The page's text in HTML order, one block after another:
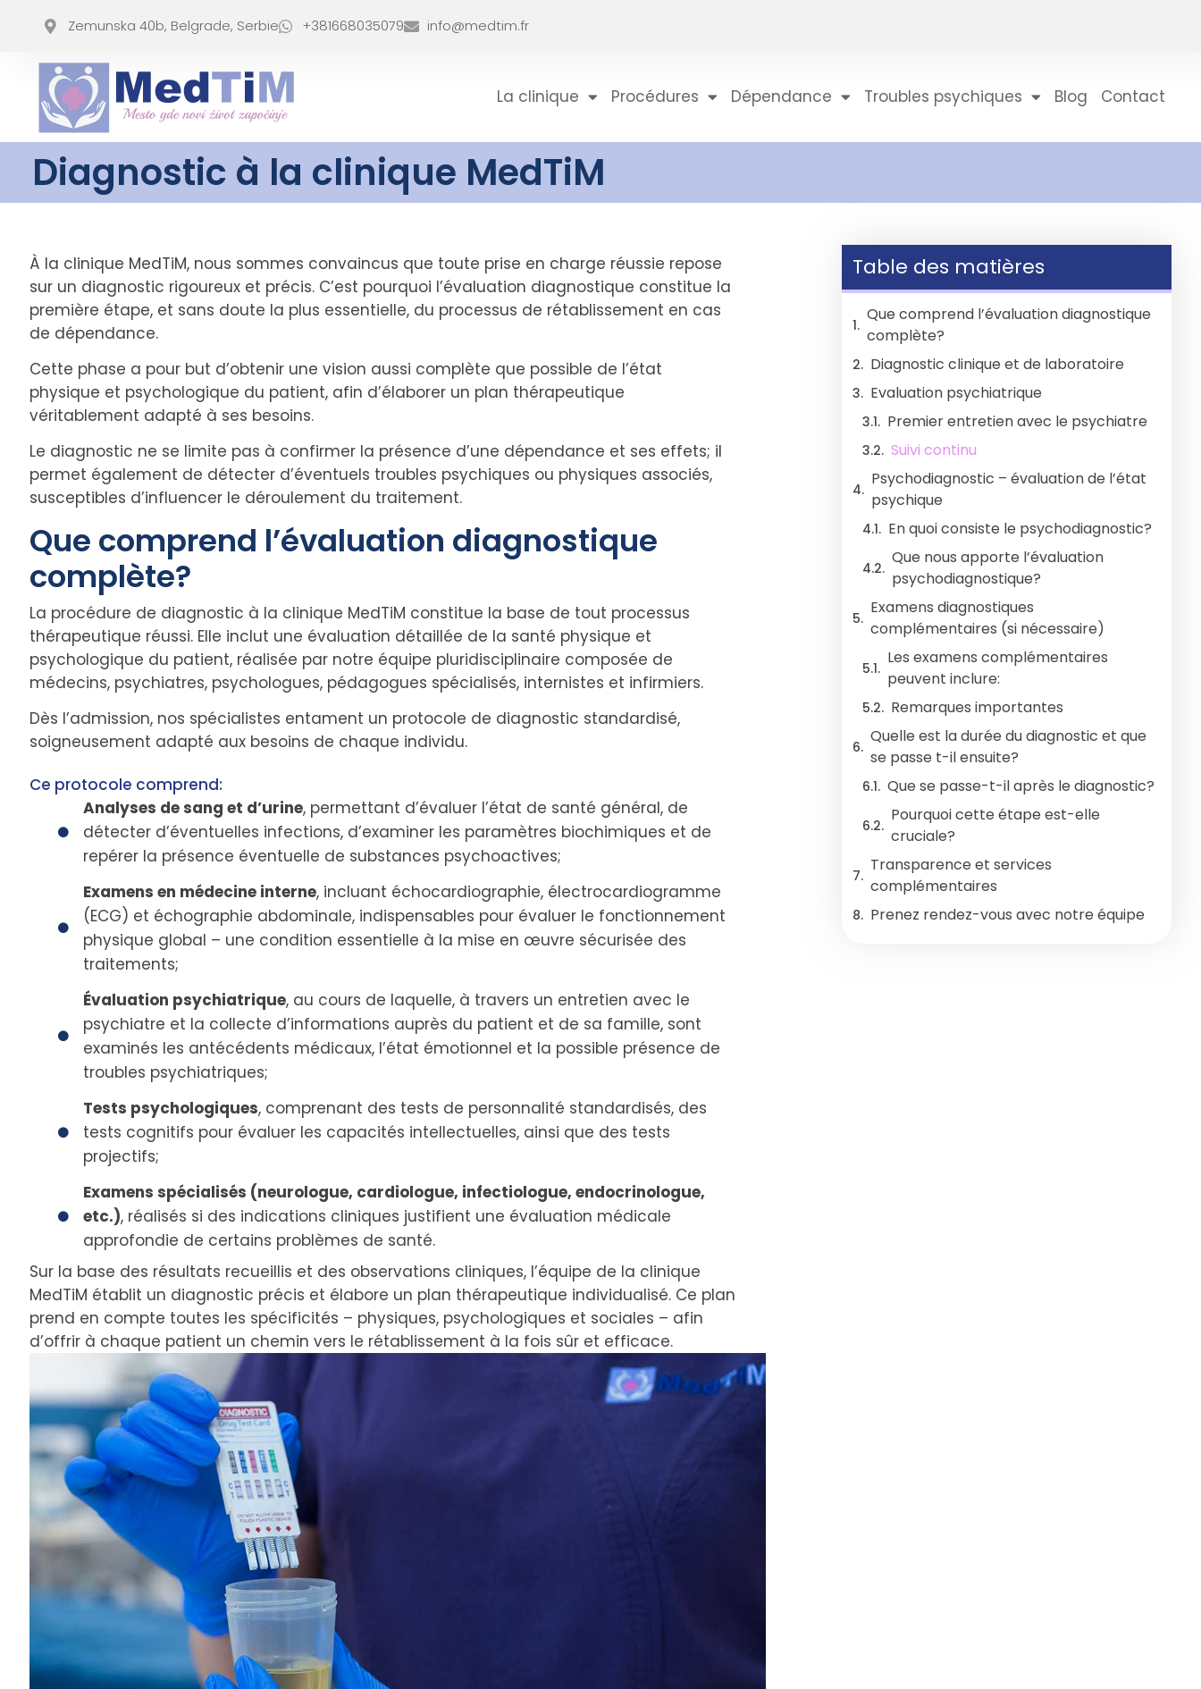
Zemunska 40b, Belgrade, Serbie +381668035079 info@medtim.fr
La clinique Procédures Dépendance Troubles psychiques Blog Contact
Diagnostic à la clinique MedTiM
À la clinique MedTiM, nous sommes convaincus que toute prise en charge réussie repose
sur un diagnostic rigoureux et précis. C’est pourquoi l’évaluation diagnostique constitue la
première étape, et sans doute la plus essentielle, du processus de rétablissement en cas
de dépendance.
Cette phase a pour but d’obtenir une vision aussi complète que possible de l’état
physique et psychologique du patient, afin d’élaborer un plan thérapeutique
véritablement adapté à ses besoins.
Le diagnostic ne se limite pas à confirmer la présence d’une dépendance et ses effets; il
permet également de détecter d’éventuels troubles psychiques ou physiques associés,
susceptibles d’influencer le déroulement du traitement.
Que comprend l’évaluation diagnostique
complète?
La procédure de diagnostic à la clinique MedTiM constitue la base de tout processus
thérapeutique réussi. Elle inclut une évaluation détaillée de la santé physique et
psychologique du patient, réalisée par notre équipe pluridisciplinaire composée de
médecins, psychiatres, psychologues, pédagogues spécialisés, internistes et infirmiers.
Dès l’admission, nos spécialistes entament un protocole de diagnostic standardisé,
soigneusement adapté aux besoins de chaque individu.
Ce protocole comprend:
Analyses de sang et d’urine, permettant d’évaluer l’état de santé général, de
détecter d’éventuelles infections, d’examiner les paramètres biochimiques et de
repérer la présence éventuelle de substances psychoactives;
Examens en médecine interne, incluant échocardiographie, électrocardiogramme
(ECG) et échographie abdominale, indispensables pour évaluer le fonctionnement
physique global – une condition essentielle à la mise en œuvre sécurisée des
traitements;
Évaluation psychiatrique, au cours de laquelle, à travers un entretien avec le
psychiatre et la collecte d’informations auprès du patient et de sa famille, sont
examinés les antécédents médicaux, l’état émotionnel et la possible présence de
troubles psychiatriques;
Tests psychologiques, comprenant des tests de personnalité standardisés, des
tests cognitifs pour évaluer les capacités intellectuelles, ainsi que des tests
projectifs;
Examens spécialisés (neurologue, cardiologue, infectiologue, endocrinologue,
etc.), réalisés si des indications cliniques justifient une évaluation médicale
approfondie de certains problèmes de santé.
Sur la base des résultats recueillis et des observations cliniques, l’équipe de la clinique
MedTiM établit un diagnostic précis et élabore un plan thérapeutique individualisé. Ce plan
prend en compte toutes les spécificités – physiques, psychologiques et sociales – afin
d’offrir à chaque patient un chemin vers le rétablissement à la fois sûr et efficace.
Table des matières
Que comprend l’évaluation diagnostique
complète?
Diagnostic clinique et de laboratoire
Evaluation psychiatrique
Premier entretien avec le psychiatre
Suivi continu
Psychodiagnostic – évaluation de l’état
psychique
En quoi consiste le psychodiagnostic?
Que nous apporte l’évaluation
psychodiagnostique?
Examens diagnostiques
complémentaires (si nécessaire)
Les examens complémentaires
peuvent inclure:
Remarques importantes
Quelle est la durée du diagnostic et que
se passe t-il ensuite?
Que se passe-t-il après le diagnostic?
Pourquoi cette étape est-elle
cruciale?
Transparence et services
complémentaires
Prenez rendez-vous avec notre équipe